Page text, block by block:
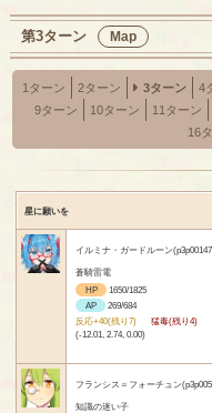
第3ターン Map
1ターン 2ターン 3ターン 4
9ターン
10ターン 11ターン
16
星に願いを
イルミナ・ガードルーン
蒼騎雷電
HP
1650/1825
AP
269/684
反応+40(残り7)
猛毒(残り4)
(-12.01, 2.74, 0.00)
フランシス＝フォーチュン
知識の迷い子